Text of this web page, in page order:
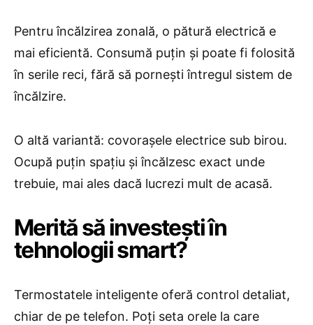
Pentru încălzirea zonală, o pătură electrică e
mai eficientă. Consumă puțin și poate fi folosită
în serile reci, fără să pornești întregul sistem de
încălzire.
O altă variantă: covorașele electrice sub birou.
Ocupă puțin spațiu și încălzesc exact unde
trebuie, mai ales dacă lucrezi mult de acasă.
​Merită să investești în
tehnologii smart?
Termostatele inteligente oferă control detaliat,
chiar de pe telefon. Poți seta orele la care